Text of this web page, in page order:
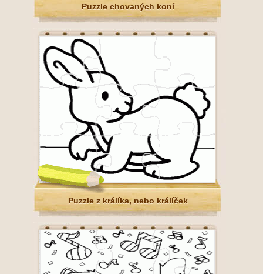
Puzzle chovaných koní
Puzzle z králíka, nebo králíček